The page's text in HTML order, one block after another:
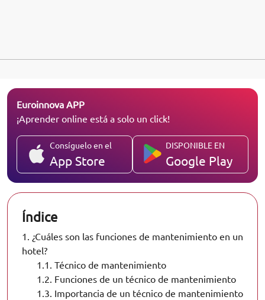
Euroinnova APP
¡Aprender online está a solo un click!
Consíguelo en el
App Store
DISPONIBLE EN
Google Play
Índice
1. ¿Cuáles son las funciones de mantenimiento en un
hotel?
1.1. Técnico de mantenimiento
1.2. Funciones de un técnico de mantenimiento
1.3. Importancia de un técnico de mantenimiento